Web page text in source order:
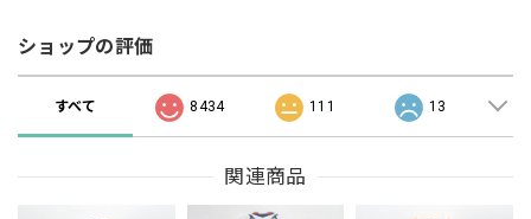
ショップの評価
すべて 8434 111 13
関連商品